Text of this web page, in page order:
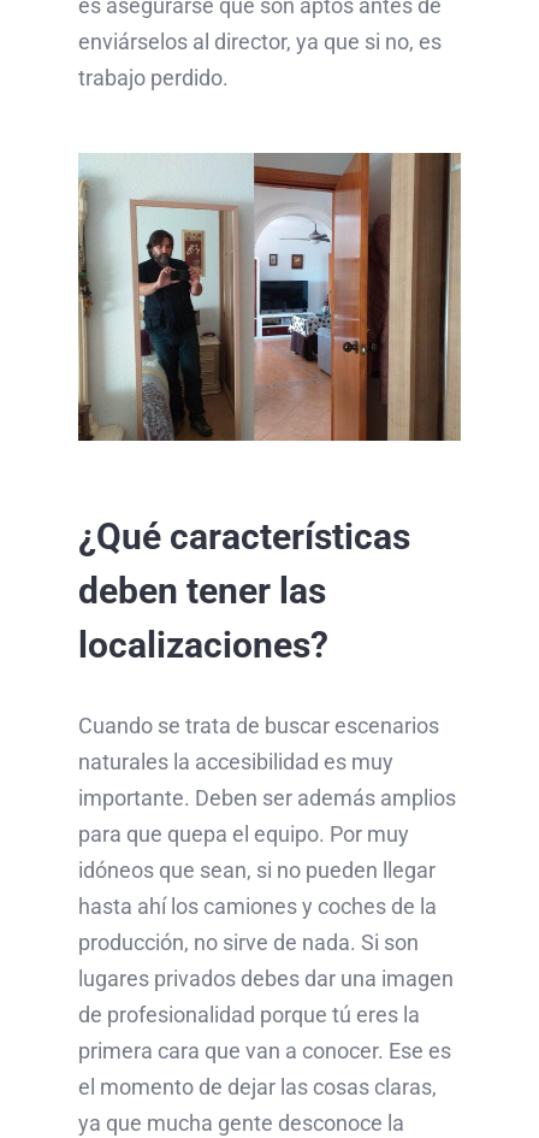
es asegurarse que son aptos antes de
enviárselos al director, ya que si no, es
trabajo perdido.
¿Qué características
deben tener las
localizaciones?
Cuando se trata de buscar escenarios
naturales la accesibilidad es muy
importante. Deben ser además amplios
para que quepa el equipo. Por muy
idóneos que sean, si no pueden llegar
hasta ahí los camiones y coches de la
producción, no sirve de nada. Si son
lugares privados debes dar una imagen
de profesionalidad porque tú eres la
primera cara que van a conocer. Ese es
el momento de dejar las cosas claras,
ya que mucha gente desconoce la